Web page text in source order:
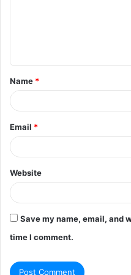
t
*
Name *
Email *
Website
Save my name, email, and
time I comment.